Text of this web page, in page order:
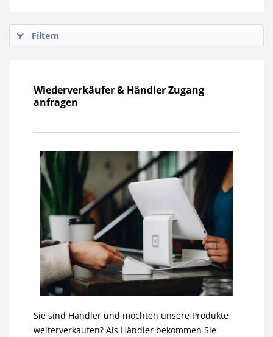
Filtern
Wiederverkäufer & Händler Zugang
anfragen
Sie sind Händler und möchten unsere Produkte
weiterverkaufen? Als Händler bekommen Sie